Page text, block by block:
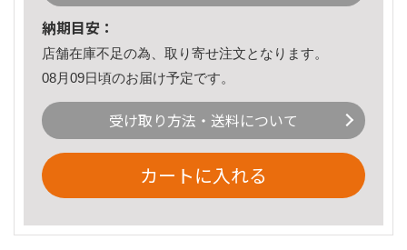
納期目安：
店舗在庫不足の為、取り寄せ注文となります。
08月09日頃のお届け予定です。
受け取り方法・送料について
カートに入れる